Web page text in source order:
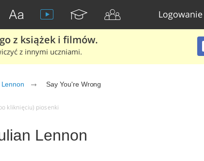
Logowanie
z książek i filmów.
z innymi uczniami.
Say You're Wrong
kliknięciu) piosenki
Lennon